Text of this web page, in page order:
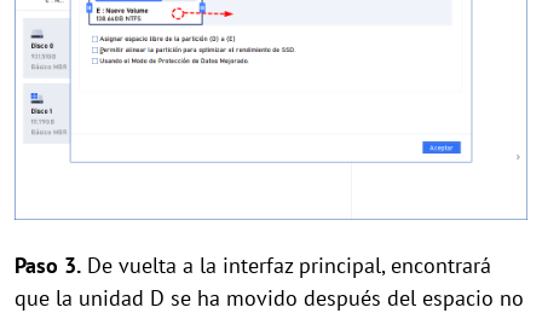
Paso 3. De vuelta a la interfaz principal, encontrará
que la unidad D se ha movido después del espacio no